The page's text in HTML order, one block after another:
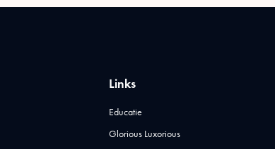
Links
Educatie
Glorious Luxorious